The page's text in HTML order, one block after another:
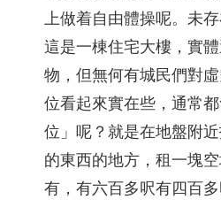
上做着自由體操呢。未
這是一棟住宅大樓，實
物，但無何有城民們對
位看起來實在些，通常
位」呢？就是在地盤附
的東西的地方，租一塊
有，有六百多呎有四百